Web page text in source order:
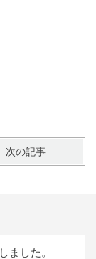
次の記事
ました。